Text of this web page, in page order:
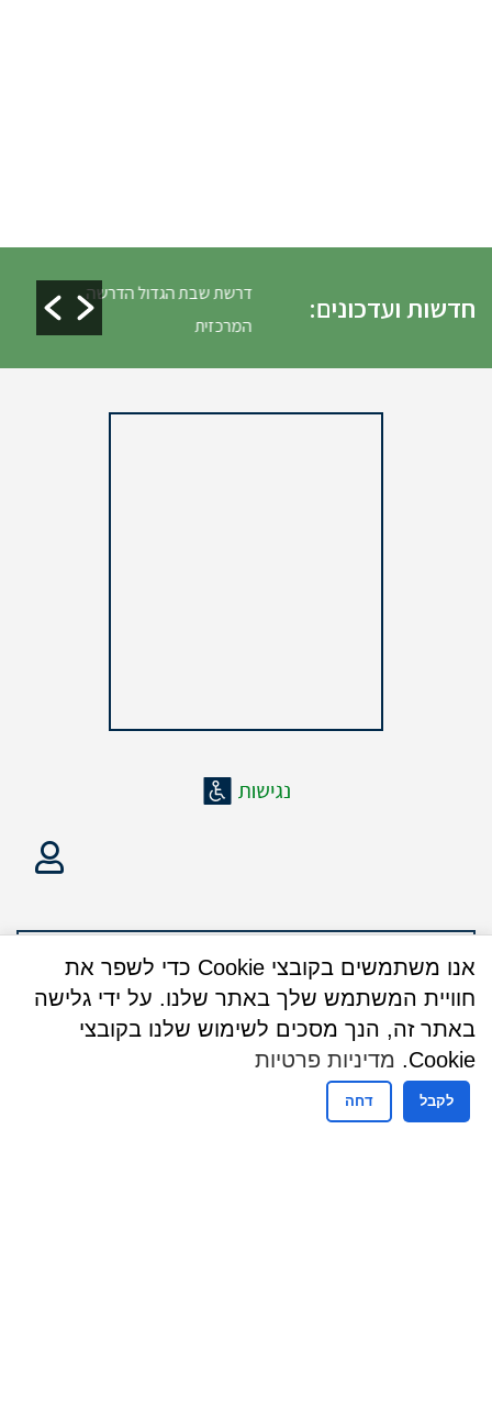
חדשות ועדכונים:
דרשת שבת הגדול הדרשה
המרכזית
אנו משתמשים בקובצי Cookie כדי לשפר את
חוויית המשתמש שלך באתר שלנו. על ידי גלישה
באתר זה, הנך מסכים לשימוש שלנו בקובצי
Cookie.
מדיניות פרטיות
לקבל דחה